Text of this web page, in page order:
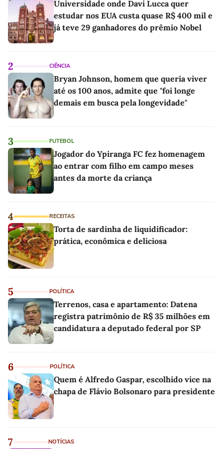
Universidade onde Davi Lucca quer
estudar nos EUA custa quase R$ 400 mil e
já teve 29 ganhadores do prêmio Nobel
2 CIÊNCIA
Bryan Johnson, homem que queria viver
até os 100 anos, admite que "foi longe
demais em busca pela longevidade"
3 FUTEBOL
Jogador do Ypiranga FC fez homenagem
ao entrar com filho em campo meses
antes da morte da criança
4 RECEITAS
Torta de sardinha de liquidificador:
prática, econômica e deliciosa
5 POLÍTICA
Terrenos, casa e apartamento: Datena
registra patrimônio de R$ 35 milhões em
candidatura a deputado federal por SP
6 POLÍTICA
Quem é Alfredo Gaspar, escolhido vice na
chapa de Flávio Bolsonaro para presidente
7 NOTÍCIAS